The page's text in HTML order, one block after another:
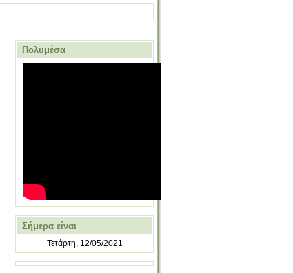
Πολυμέσα
Σήμερα είναι
Τετάρτη, 12/05/2021